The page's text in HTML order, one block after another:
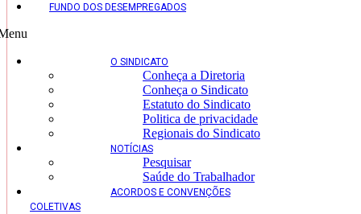
FUNDO DOS DESEMPREGADOS
O SINDICATO
Conheça a Diretoria
Conheça o Sindicato
Estatuto do Sindicato
Politica de privacidade
Regionais do Sindicato
NOTÍCIAS
Pesquisar
Saúde do Trabalhador
ACORDOS E CONVENÇÕES
COLETIVAS